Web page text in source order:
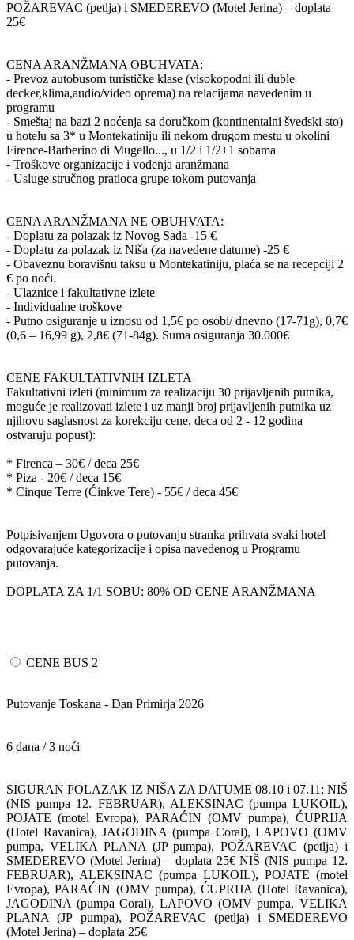
POŽAREVAC (petlja) i SMEDEREVO (Motel Jerina) – doplata
25€
CENA ARANŽMANA OBUHVATA:
- Prevoz autobusom turističke klase (visokopodni ili duble
decker,klima,audio/video oprema) na relacijama navedenim u
programu
- Smeštaj na bazi 2 noćenja sa doručkom (kontinentalni švedski sto)
u hotelu sa 3* u Montekatiniju ili nekom drugom mestu u okolini
Firence-Barberino di Mugello..., u 1/2 i 1/2+1 sobama
- Troškove organizacije i vođenja aranžmana
- Usluge stručnog pratioca grupe tokom putovanja
CENA ARANŽMANA NE OBUHVATA:
- Doplatu za polazak iz Novog Sada -15 €
- Doplatu za polazak iz Niša (za navedene datume) -25 €
- Obaveznu boravišnu taksu u Montekatiniju, plaća se na recepciji 2
€ po noći.
- Ulaznice i fakultativne izlete
- Individualne troškove
- Putno osiguranje u iznosu od 1,5€ po osobi/ dnevno (17-71g), 0,7€
(0,6 – 16,99 g), 2,8€ (71-84g). Suma osiguranja 30.000€
CENE FAKULTATIVNIH IZLETA
Fakultativni izleti (minimum za realizaciju 30 prijavljenih putnika,
moguće je realizovati izlete i uz manji broj prijavljenih putnika uz
njihovu saglasnost za korekciju cene, deca od 2 - 12 godina
ostvaruju popust):
* Firenca – 30€ / deca 25€
* Piza - 20€ / deca 15€
* Cinque Terre (Ćinkve Tere) - 55€ / deca 45€
Potpisivanjem Ugovora o putovanju stranka prihvata svaki hotel
odgovarajuće kategorizacije i opisa navedenog u Programu
putovanja.
DOPLATA ZA 1/1 SOBU: 80% OD CENE ARANŽMANA
CENE BUS 2
Putovanje Toskana - Dan Primirja 2026
6 dana / 3 noći
SIGURAN POLAZAK IZ NIŠA ZA DATUME 08.10 i 07.11: NIŠ
(NIS pumpa 12. FEBRUAR), ALEKSINAC (pumpa LUKOIL),
POJATE (motel Evropa), PARAĆIN (OMV pumpa), ĆUPRIJA
(Hotel Ravanica), JAGODINA (pumpa Coral), LAPOVO (OMV
pumpa, VELIKA PLANA (JP pumpa), POŽAREVAC (petlja) i
SMEDEREVO (Motel Jerina) – doplata 25€ NIŠ (NIS pumpa 12.
FEBRUAR), ALEKSINAC (pumpa LUKOIL), POJATE (motel
Evropa), PARAĆIN (OMV pumpa), ĆUPRIJA (Hotel Ravanica),
JAGODINA (pumpa Coral), LAPOVO (OMV pumpa, VELIKA
PLANA (JP pumpa), POŽAREVAC (petlja) i SMEDEREVO
(Motel Jerina) – doplata 25€